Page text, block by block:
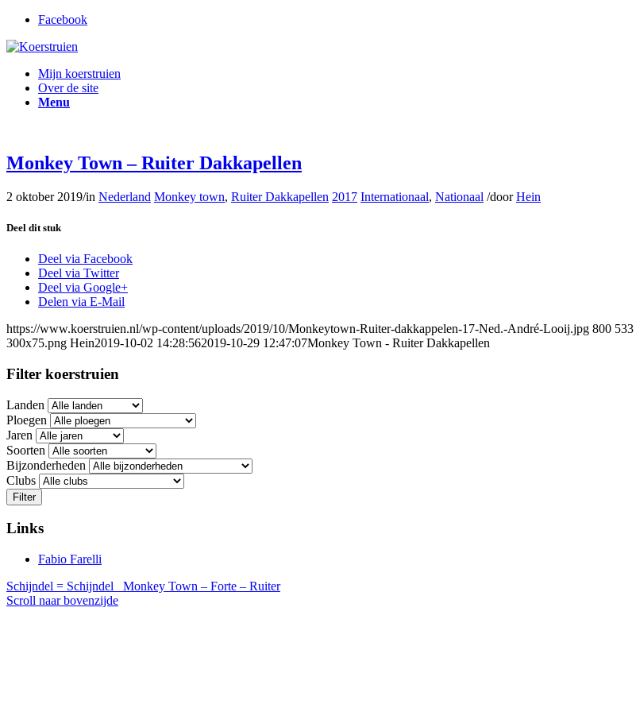
Facebook
Mijn koerstruien
Over de site
Menu
Monkey Town – Ruiter Dakkapellen
2 oktober 2019/in Nederland Monkey town, Ruiter Dakkapellen 2017 Internationaal, Nationaal /doorHein
Deel dit stuk
Deel via Facebook
Deel via Twitter
Deel via Google+
Delen via E-Mail
https://www.koerstruien.nl/wp-content/uploads/2019/10/Monkeytown-Ruiter-dakkappelen-17-Ned.-André-Looij.jpg 800 533
300x75.png Hein2019-10-02 14:28:562019-10-29 12:47:07Monkey Town - Ruiter Dakkapellen
Filter koerstruien
Landen
Ploegen
Jaren
Soorten
Bijzonderheden
Clubs
Filter
Links
Fabio Farelli
Schijndel = Schijndel
Monkey Town – Forte – Ruiter
Scroll naar bovenzijde